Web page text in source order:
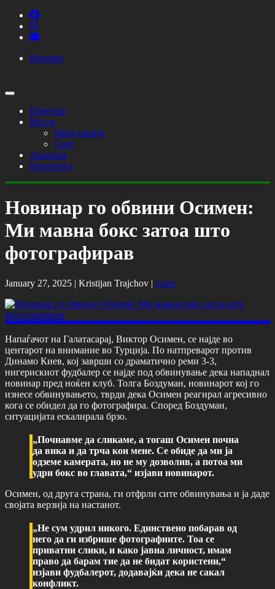
Контакт
Почетна
Вести
Македонија
Свет
Анализи
Интервјуа
Новинар го обвини Осимен:
Ми мавна бокс затоа што
фотографирав
January 27, 2025 | Kristijan Trajchov | Свет
Напаѓачот на Галатасарај, Виктор Осимен, се најде во
центарот на внимание во Турција. По натпреварот против
Динамо Киев, кој заврши со драматично реми 3-3,
нигерискиот фудбалер се најде под обвинување дека нападнал
новинар пред ноќен клуб. Толга Боздуман, новинарот кој го
изнесе обвинувањето, тврди дека Осимен реагирал агресивно
кога се обидел да го фотографира. Според Боздуман,
ситуацијата ескалирала брзо.
„Почнавме да сликаме, а тогаш Осимен почна
да вика и да трча кон мене. Се обиде да ми ја
одземе камерата, но не му дозволив, а потоа ми
удри бокс во главата,“ изјави новинарот.
Осимен, од друга страна, ги отфрли сите обвинувања и ја даде
својата верзија на настанот.
„Не сум удрил никого. Единствено побарав од
него да ги избрише фотографиите. Тоа се
приватни слики, и како јавна личност, имам
право да барам тие да не бидат користени,“
изјави фудбалерот, додавајќи дека не сакал
конфликт.